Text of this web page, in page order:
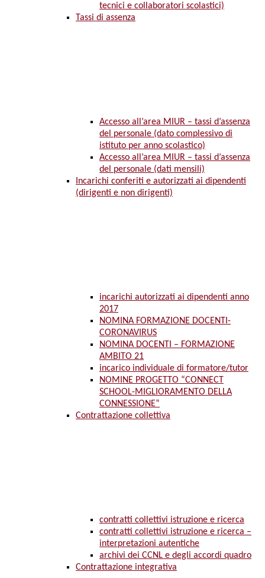
tecnici e collaboratori scolastici)
Tassi di assenza
Accesso all’area MIUR – tassi d’assenza
del personale (dato complessivo di
istituto per anno scolastico)
Accesso all’area MIUR – tassi d’assenza
del personale (dati mensili)
Incarichi conferiti e autorizzati ai dipendenti
(dirigenti e non dirigenti)
incarichi autorizzati ai dipendenti anno
2017
NOMINA FORMAZIONE DOCENTI-
CORONAVIRUS
NOMINA DOCENTI – FORMAZIONE
AMBITO 21
incarico individuale di formatore/tutor
NOMINE PROGETTO “CONNECT
SCHOOL-MIGLIORAMENTO DELLA
CONNESSIONE”
Contrattazione collettiva
contratti collettivi istruzione e ricerca
contratti collettivi istruzione e ricerca –
interpretazioni autentiche
archivi dei CCNL e degli accordi quadro
Contrattazione integrativa